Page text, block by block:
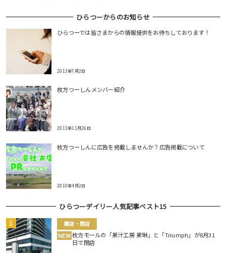
ひらつーからのお知らせ
ひらつーでは皆さまからの情報提供をお待ちしております！
2013年7月2日
枚方つーしんメンバー紹介
2013年11月26日
枚方つーしんに広告を掲載しませんか？広告掲載について
2010年4月2日
ひらつーデイリー人気記事ベスト15
開店・閉店
NEW 枚方モールの「果汁工房 果琳」と「Triumph」が8月31
日で閉店